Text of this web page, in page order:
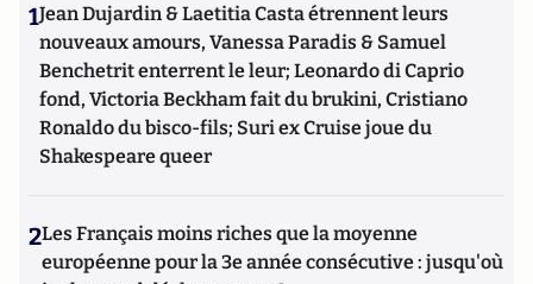
1Jean Dujardin & Laetitia Casta étrennent leurs
nouveaux amours, Vanessa Paradis & Samuel
Benchetrit enterrent le leur; Leonardo di Caprio
fond, Victoria Beckham fait du brukini, Cristiano
Ronaldo du bisco-fils; Suri ex Cruise joue du
Shakespeare queer
2Les Français moins riches que la moyenne
européenne pour la 3e année consécutive : jusqu'où